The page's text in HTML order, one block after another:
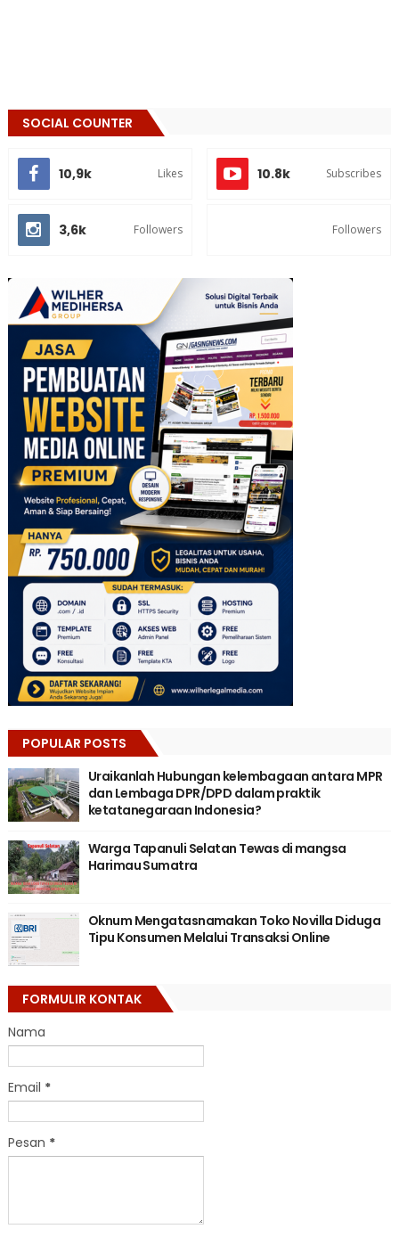
SOCIAL COUNTER
10,9k Likes 10.8k Subscribes
3,6k Followers Followers
POPULAR POSTS
Uraikanlah Hubungan kelembagaan antara MPR
dan Lembaga DPR/DPD dalam praktik
ketatanegaraan Indonesia?
Warga Tapanuli Selatan Tewas di mangsa
Harimau Sumatra
Oknum Mengatasnamakan Toko Novilla Diduga
Tipu Konsumen Melalui Transaksi Online
FORMULIR KONTAK
Nama
Email *
Pesan *